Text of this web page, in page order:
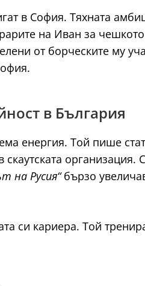
в София. Тяхната
на Иван за
от борческите му
в България
енергия. Той пише
на Русия“бързо
си кариера. Той